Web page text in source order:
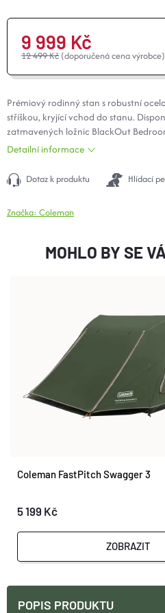
12 499 Kč (doporučená cena výrobce)
9 999 Kč
Prémiový rodinný stan s robustní
stříškou, kryjící vchod do stanu.
zatmavených ložnic BlackOut
oknem v hale.
Detailní informace
Dotaz k produktu Hlídací
Značka: Coleman
MOHLO BY SE
Coleman FastPitch Swagger 3
5 199 Kč
ZOBRAZIT
POPIS PRODUKTU